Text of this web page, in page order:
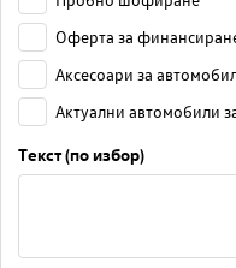
Оферта за
Аксесоари за
Актуални автомобили
Текст (по избор)